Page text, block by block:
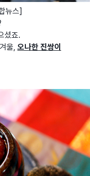
뉴스]
셨죠.
울, 오나한 진쌍이